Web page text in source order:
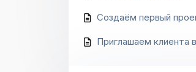
Создаём первый
Приглашаем клиента